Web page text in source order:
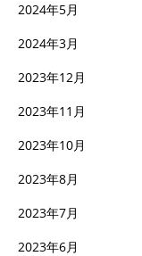
2024年5月
2024年3月
2023年12月
2023年11月
2023年10月
2023年8月
2023年7月
2023年6月